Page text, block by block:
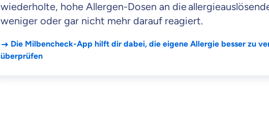
wiederholte, hohe Allergen-Dosen an die
weniger oder gar nicht mehr darauf reagiert.
Die Milbencheck-App hilft dir dabei, die eigene Allergie besser zu
überprüfen​​